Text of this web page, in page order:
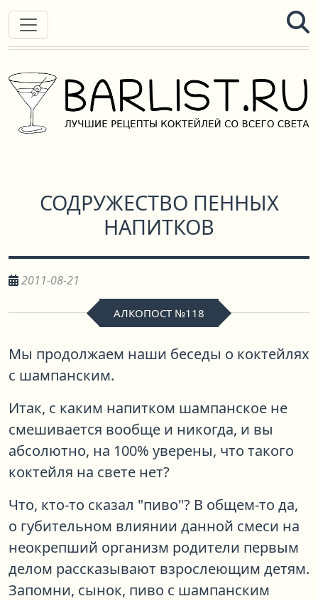
СОДРУЖЕСТВО ПЕННЫХ
НАПИТКОВ
2011-08-21
АЛКОПОСТ №118
Мы продолжаем наши беседы о коктейлях
с шампанским.
Итак, с каким напитком шампанское не
смешивается вообще и никогда, и вы
абсолютно, на 100% уверены, что такого
коктейля на свете нет?
Что, кто-то сказал "пиво"? В общем-то да,
о губительном влиянии данной смеси на
неокрепший организм родители первым
делом рассказывают взрослеющим детям.
Запомни, сынок, пиво с шампанским